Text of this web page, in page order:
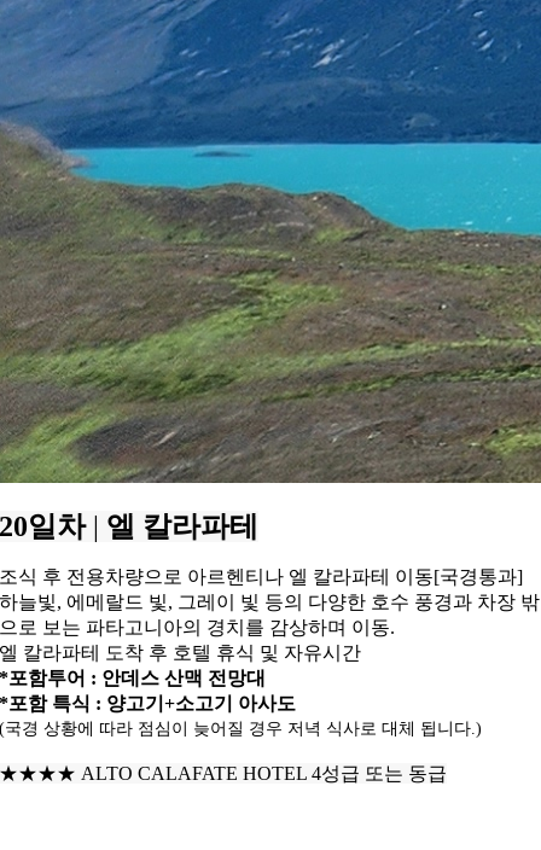
20일차 | 엘 칼라파테
조식 후 전용차량으로 아르헨티나 엘 칼라파테 이동[국경통과]
하늘빛, 에메랄드 빛, 그레이 빛 등의 다양한 호수 풍경과 차장 밖
으로 보는 파타고니아의 경치를 감상하며 이동.
엘 칼라파테 도착 후 호텔 휴식 및 자유시간
*포함투어 : 안데스 산맥 전망대
*포함 특식 : 양고기+소고기 아사도
(국경 상황에 따라 점심이 늦어질 경우 저녁 식사로 대체 됩니다.)
★★★★ ALTO CALAFATE HOTEL 4성급 또는 동급